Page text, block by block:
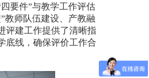
要件”与教学工作评估
教师队伍建设、产教融
评建工作提供了清晰指
底线，确保评价工作合